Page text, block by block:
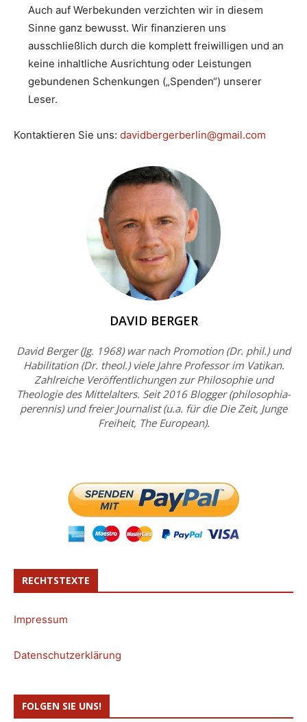
Auch auf Werbekunden verzichten wir in diesem
Sinne ganz bewusst. Wir finanzieren uns
ausschließlich durch die komplett freiwilligen und an
keine inhaltliche Ausrichtung oder Leistungen
gebundenen Schenkungen („Spenden“) unserer
Leser.
Kontaktieren Sie uns: davidbergerberlin@gmail.com
DAVID BERGER
David Berger (Jg. 1968) war nach Promotion (Dr. phil.) und
Habilitation (Dr. theol.) viele Jahre Professor im Vatikan.
Zahlreiche Veröffentlichungen zur Philosophie und
Theologie des Mittelalters. Seit 2016 Blogger (philosophia-
perennis) und freier Journalist (u.a. für die Die Zeit, Junge
Freiheit, The European).
RECHTSTEXTE
Impressum
Datenschutzerklärung
FOLGEN SIE UNS!